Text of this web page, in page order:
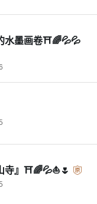
水墨画卷⛩️🌈💦💦
寺』⛩️🌈💦⛵🌷